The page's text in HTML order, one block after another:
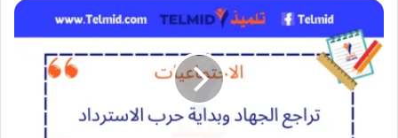
تراجع
الجهاد
وبداية
حرب
الاسترداد